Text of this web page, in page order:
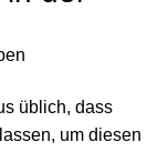
üblich, dass
um diesen